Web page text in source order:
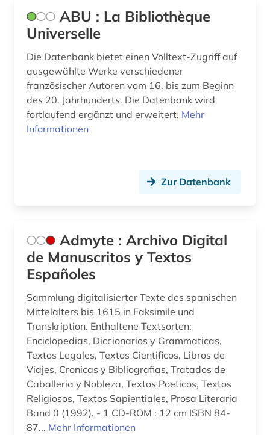
darstellende kunst (1)
biologe; geologe (1)
dauphiné (1)
de inventoribus rerum (1)
denkmal (1)
dialekt (1)
dichtung (1)
didaktik (2)
die rougon-macquart (1)
digital humanities (1)
digitalisat (1)
dissertation (3)
divina commedia (3)
ABU : La Bibliothèque
Universelle
Die Datenbank bietet einen Volltext-Zugriff auf
ausgewählte Werke verschiedener
französischer Autoren vom 16. bis zum Beginn
des 20. Jahrhunderts. Die Datenbank wird
fortlaufend ergänzt und erweitert. Mehr
Informationen
Zur Datenbank
Admyte : Archivo Digital
de Manuscritos y Textos
Españoles
Sammlung digitalisierter Texte des spanischen
Mittelalters bis 1615 in Faksimile und
Transkription. Enthaltene Textsorten:
Enciclopedias, Diccionarios y Grammaticas,
Textos Legales, Textos Cientificos, Libros de
Viajes, Cronicas y Bibliografias, Tratados de
Caballeria y Nobleza, Textos Poeticos, Textos
Religiosos, Textos Sapientiales, Prosa Literaria
Band 0 (1992). - 1 CD-ROM : 12 cm ISBN 84-
87... Mehr Informationen